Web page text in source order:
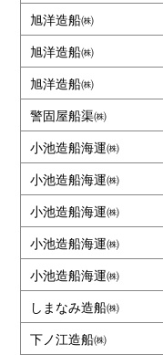
旭洋造船㈱
旭洋造船㈱
旭洋造船㈱
警固屋船渠㈱
小池造船海運㈱
小池造船海運㈱
小池造船海運㈱
小池造船海運㈱
小池造船海運㈱
しまなみ造船㈱
下ノ江造船㈱